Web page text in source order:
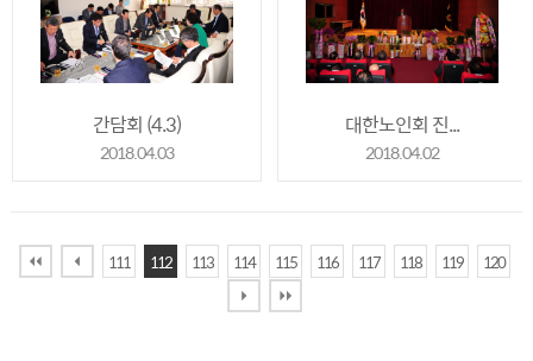
간담회 (4.3)
2018.04.03
대한노인회 진...
2018.04.02
111 112 113 114 115 116 117 118 119 120